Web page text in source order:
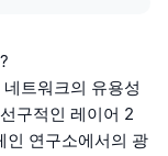
트워크의 유용성
구적인 레이어 2
인 연구소에서의 광